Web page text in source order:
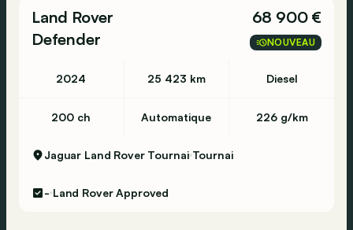
Car-Pass
Nettoyage intérieur et extérieur - standard
an)
Certified Garantie 12 mnd (12 mois de garantie)
Autres informations
Message d'erreur: Non
Land Rover
Defender
68 900 €
NOUVEAU
2024 25 423 km Diesel
200 ch Automatique 226 g/km
Jaguar Land Rover Tournai Tournai
- Land Rover Approved